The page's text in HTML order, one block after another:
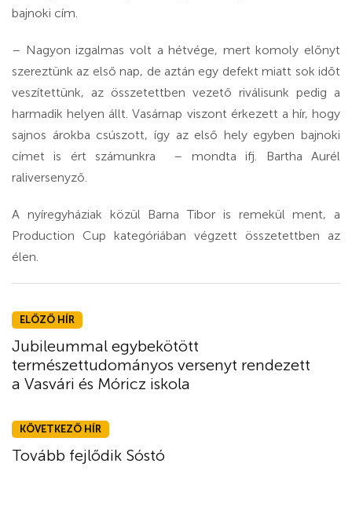
bajnoki cím.
– Nagyon izgalmas volt a hétvége, mert komoly előnyt
szereztünk az első nap, de aztán egy defekt miatt sok időt
veszítettünk, az összetettben vezető riválisunk pedig a
harmadik helyen állt. Vasárnap viszont érkezett a hír, hogy
sajnos árokba csúszott, így az első hely egyben bajnoki
címet is ért számunkra – mondta ifj. Bartha Aurél
raliversenyző.
A nyíregyháziak közül Barna Tibor is remekül ment, a
Production Cup kategóriában végzett összetettben az
élen.
ELŐZŐ HÍR
Jubileummal egybekötött
természettudományos versenyt rendezett
a Vasvári és Móricz iskola
KÖVETKEZŐ HÍR
Tovább fejlődik Sóstó